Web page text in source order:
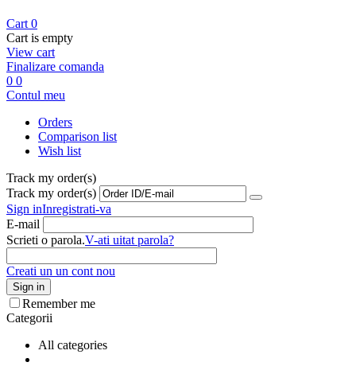
Cart 0
Cart is empty
View cart
Finalizare comanda
0 0
Contul meu
Orders
Comparison list
Wish list
Track my order(s)
Track my order(s)
Sign inInregistrati-va
E-mail
Scrieti o parola.V-ati uitat parola?
Creati un un cont nou
Sign in
Remember me
Categorii
All categories